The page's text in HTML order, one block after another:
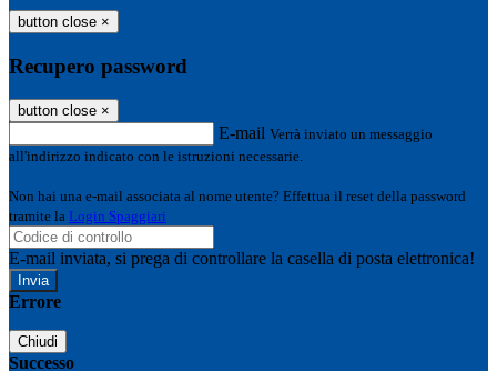
button close ×
Recupero password
button close ×
E-mail Verrà inviato un messaggio
all'indirizzo indicato con le istruzioni necessarie.
Non hai una e-mail associata al nome utente? Effettua il reset della password
tramite la Login Spaggiari
E-mail inviata, si prega di controllare la casella di posta elettronica!
Errore
Chiudi
Successo